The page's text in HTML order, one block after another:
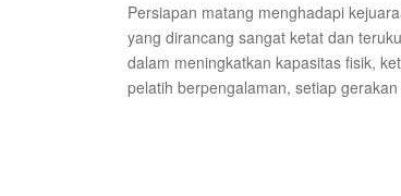
Persiapan matang menghadapi
yang dirancang sangat ketat dan
dalam meningkatkan kapasitas fisik,
pelatih berpengalaman, setiap